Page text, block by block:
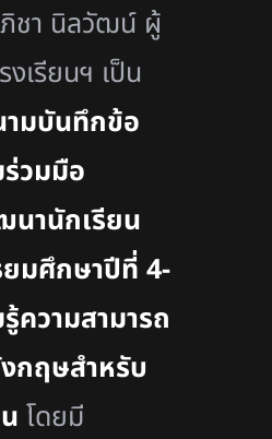
ชา นิลวัฒน์ ผู้
งเรียนฯ เป็น
ามบันทึกข้อ
วมมือ
านักเรียน
มศึกษาปีที่ 4-
ความสามารถ
กฤษสำหรับ
โดยมี